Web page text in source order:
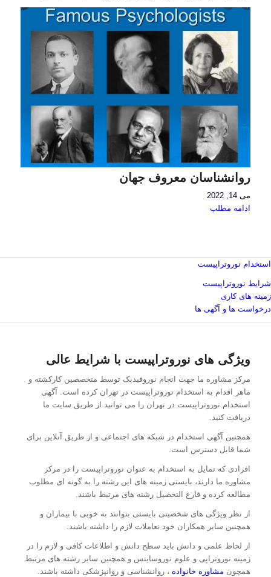
روانشناسان معروف جهان
می 14, 2022
ادامه مطلب
استخدام نوروتراپیست
شرایط نوروتراپیست
زمینه های کاری
درخواست ها و آگهی ها
ویژگی های نوروتراپیست با شرایط عالی
مرکز مشاوره ما جهت انجام نوروفیدبک توسط متخصصین کارکشته و
ماهر اقدام به استخدام نوروتراپیست در تهران کرده است. آگهی
استخدام نوروتراپیست در تهران را می توانید از طریق سایت ما
دریافت کنید.
همچنین آگهی استخدام در شبکه های اجتماعی و از طریق آنلاین برای
شما قابل دسترس است.
افرادی که تمایل به استخدام به عنوان نوروتراپیست را در مرکز
مشاوره ما دارند، بایستی زمینه های این رشته را به گونه ای مطلوب
مطالعه کرده و فارغ التحصیل رشته های مرتبط باشند.
از نظر ویژگی های شخصیتی بایستی بتوانند به خوبی با بیماران و
همچنین سایر همکاران خود تعاملات لازم را داشته باشند.
از لحاظ علمی و دانش باید سطح دانش و اطلاعات کافی و لازم را در
زمینه نوروتراپی و علوم نوروساینس و همچنین سایر رشته های مرتبط
همچون مشاوره خانواده ، روانشناسی و روانپزشکی داشته باشند.